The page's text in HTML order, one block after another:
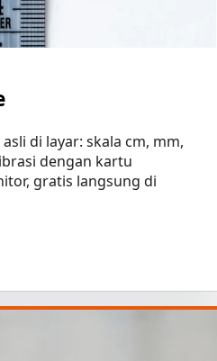
di layar: skala cm, mm,
dengan kartu
gratis langsung di